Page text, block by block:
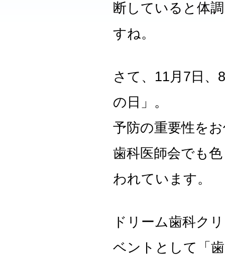
断していると体
すね。
さて、11月7日、
の日」。
予防の重要性を
歯科医師会でも
われています。
ドリーム歯科ク
ベントとして「